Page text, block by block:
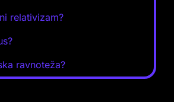
relativizam?
ravnoteža?